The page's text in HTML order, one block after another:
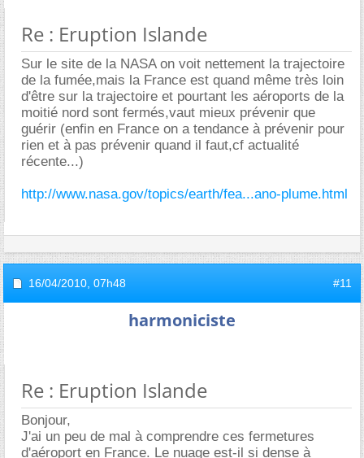
Re : Eruption Islande
Sur le site de la NASA on voit nettement la trajectoire
de la fumée,mais la France est quand même très loin
d'être sur la trajectoire et pourtant les aéroports de la
moitié nord sont fermés,vaut mieux prévenir que
guérir (enfin en France on a tendance à prévenir pour
rien et à pas prévenir quand il faut,cf actualité
récente...)
http://www.nasa.gov/topics/earth/fea...ano-plume.html
16/04/2010, 07h48 #11
harmoniciste
Re : Eruption Islande
Bonjour,
J'ai un peu de mal à comprendre ces fermetures
d'aéroport en France. Le nuage est-il si dense à